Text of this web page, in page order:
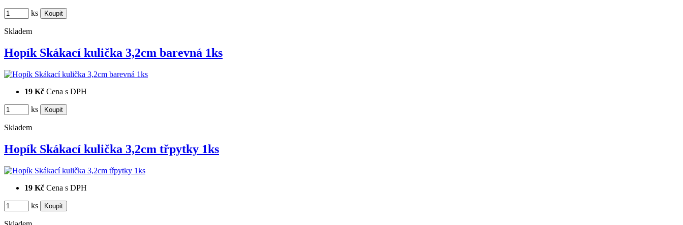
ks
Skladem
Hopík Skákací kulička 3,2cm barevná 1ks
19 Kč Cena s DPH
ks
Skladem
Hopík Skákací kulička 3,2cm třpytky 1ks
19 Kč Cena s DPH
ks